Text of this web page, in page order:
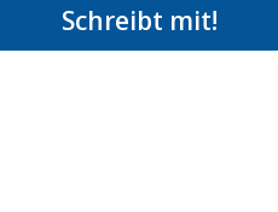
Schreibt mit!